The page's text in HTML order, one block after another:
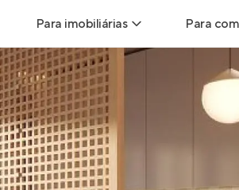
Para imobiliárias
Leads para Imobiliárias
Hub de imobiliárias
Anunciar imóveis
Para